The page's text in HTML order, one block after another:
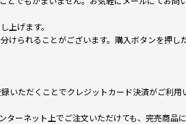
上げます。
られることがございます。購入ボタンを押
ただくことでクレジットカード決済がご利
ーネット上でご注文いただけても、完売商